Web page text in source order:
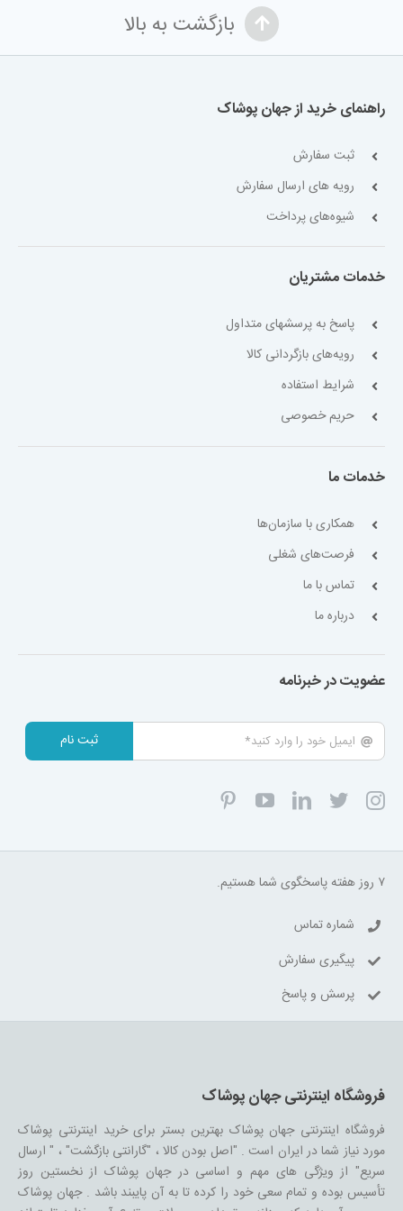
بازگشت به بالا
راهنمای خرید از جهان پوشاک
ثبت سفارش
رویه های ارسال سفارش
شیوه‌های پرداخت
خدمات مشتریان
پاسخ به پرسشهای متداول
رویه‌های بازگردانی کالا
شرایط استفاده
حریم خصوصی
خدمات ما
همکاری با سازمان‌ها
فرصت‌های شغلی
تماس با ما
درباره ما
عضویت در خبرنامه
ثبت نام
۷ روز هفته پاسخگوی شما هستیم.
شماره تماس
پیگیری سفارش
پرسش و پاسخ
فروشگاه اینترنتی جهان پوشاک
فروشگاه اینترنتی جهان پوشاک بهترین بستر برای خرید اینترنتی پوشاک
مورد نیاز شما در ایران است . "اصل بودن کالا ، "گارانتی بازگشت" ، " ارسال
سریع" از ویژگی های مهم و اساسی در جهان پوشاک از نخستین روز
تأسیس بوده و تمام سعی خود را کرده تا به آن پایبند باشد . جهان پوشاک